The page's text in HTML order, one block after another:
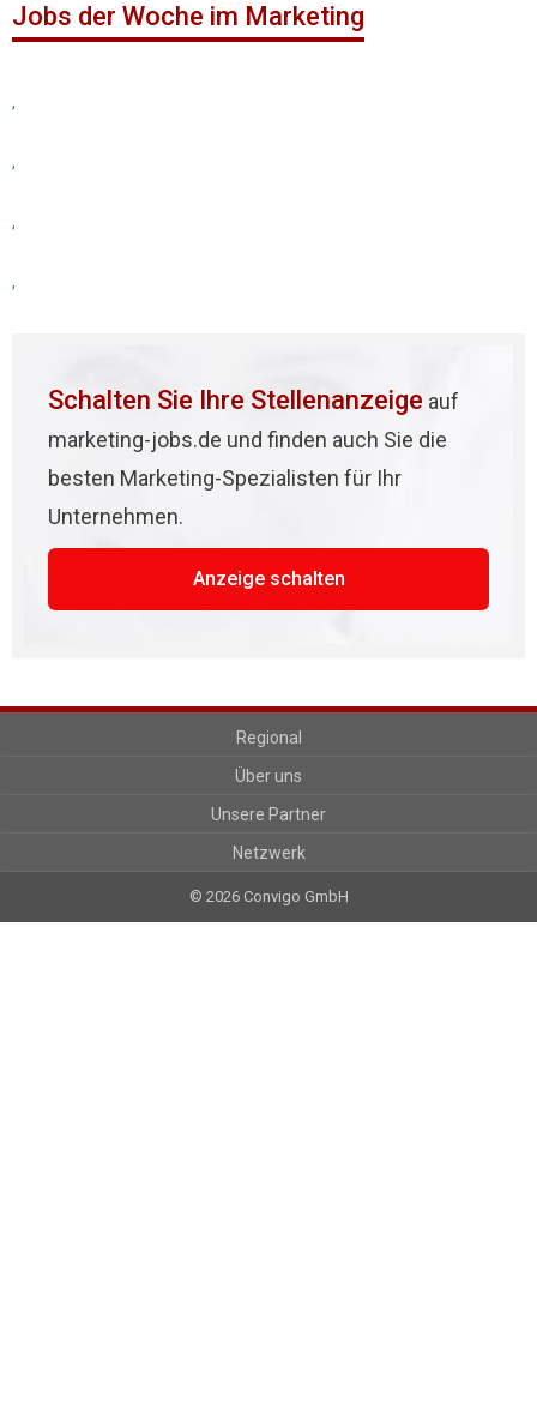
Jobs der Woche im Marketing
,
,
,
,
Schalten Sie Ihre Stellenanzeige auf
marketing-jobs.de und finden auch Sie die
besten Marketing-Spezialisten für Ihr
Unternehmen.
Anzeige schalten
Regional
Über uns
Unsere Partner
Netzwerk
© 2026 Convigo GmbH